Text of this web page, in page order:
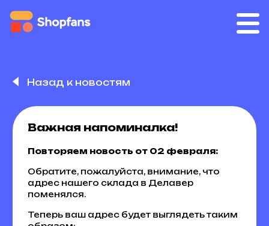
Назад к новостям
Важная напоминалка!
Повторяем новость от 02 февраля:
Oбратите, пожалуйста, внимание, что
адрес нашего склада в Делавер
поменялся.
Теперь ваш адрес будет выглядеть таким